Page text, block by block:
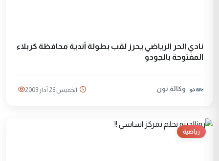
نادي الحر الرياضي يحرز لقب بطولة أندية محافظة كربلاء
المفتوحة بالجودو
وكالة نون الخميس 26 آذار 2009
رياضية